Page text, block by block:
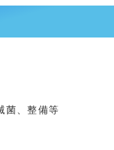
菌、整備等